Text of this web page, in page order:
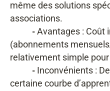
même des solutions
associations.
◦ Avantages : Coût
(abonnements
relativement simple
◦ Inconvénients :
certaine courbe